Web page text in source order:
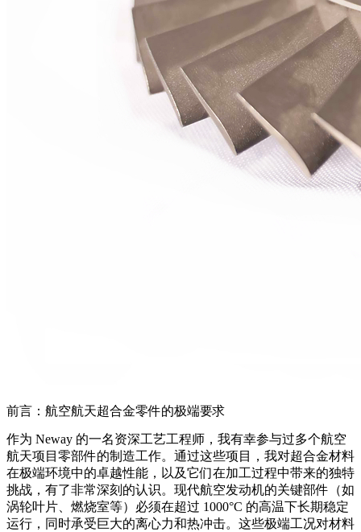
前言：航空航天超合金零件的极端要求
作为 Neway 的一名资深工艺工程师，我有幸参与过多个航空
航天项目零部件的制造工作。通过这些项目，我对超合金材料
在极端环境中的卓越性能，以及它们在加工过程中带来的独特
挑战，有了非常深刻的认识。现代航空发动机的关键部件（如
涡轮叶片、燃烧室等）必须在超过 1000°C 的高温下长期稳定
运行，同时承受巨大的离心力和热冲击。这些极端工况对材料